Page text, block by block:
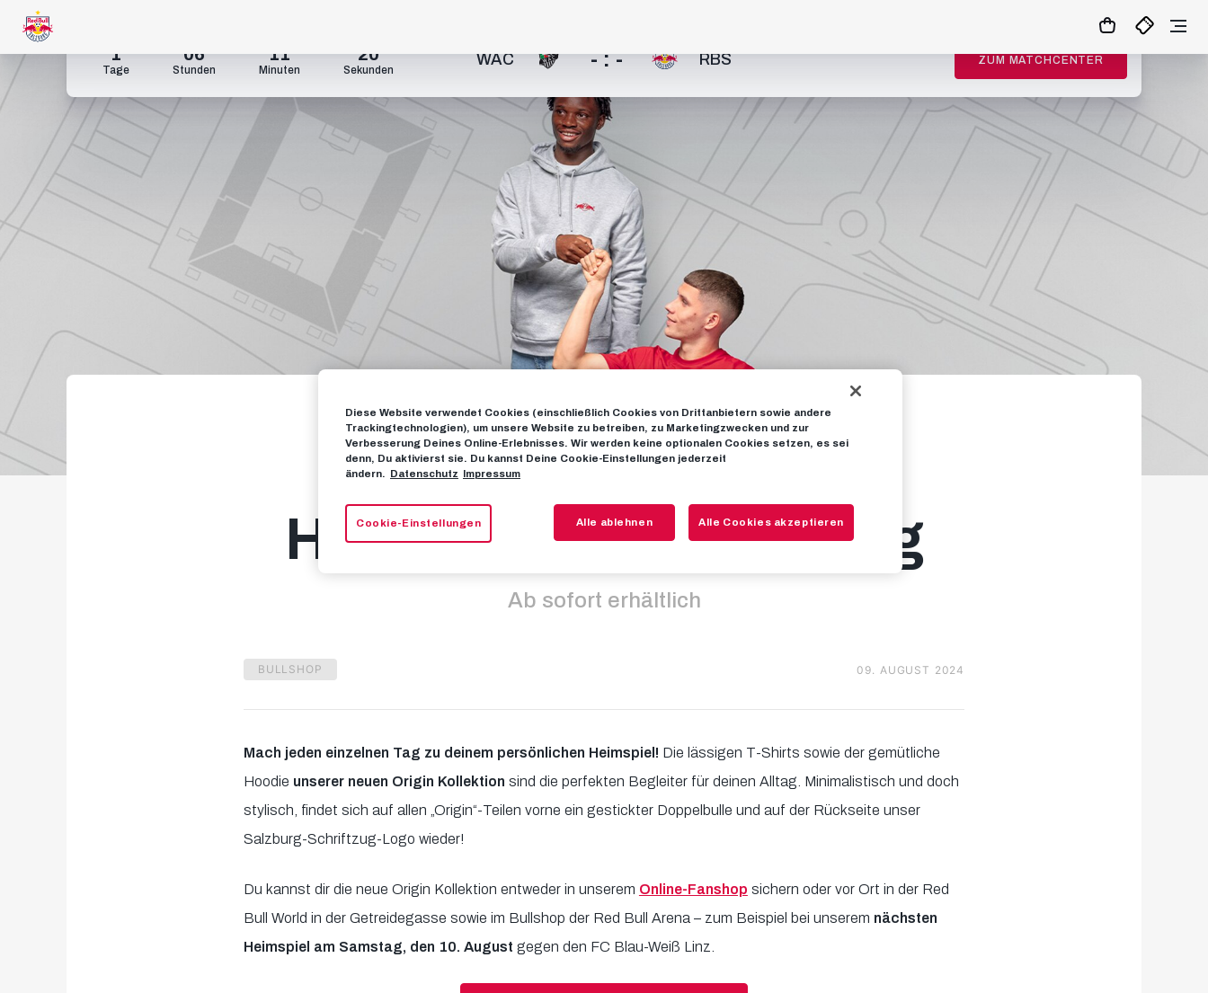
1
Tage
06
Stunden
11
Minuten
19
Sekunden
WAC - : - RBS ZUM MATCHCENTER
Origin Kollektion:
Heimspiel für jeden Tag
Ab sofort erhältlich
BULLSHOP 09. AUGUST 2024
Mach jeden einzelnen Tag zu deinem persönlichen Heimspiel! Die lässigen T-Shirts sowie der gemütliche
Hoodie unserer neuen Origin Kollektion sind die perfekten Begleiter für deinen Alltag. Minimalistisch und doch
stylisch, findet sich auf allen „Origin“-Teilen vorne ein gestickter Doppelbulle und auf der Rückseite unser
Salzburg-Schriftzug-Logo wieder!
Du kannst dir die neue Origin Kollektion entweder in unserem Online-Fanshop sichern oder vor Ort in der Red
Bull World in der Getreidegasse sowie im Bullshop der Red Bull Arena – zum Beispiel bei unserem nächsten
Heimspiel am Samstag, den 10. August gegen den FC Blau-Weiß Linz.
Diese Website verwendet Cookies (einschließlich Cookies von Drittanbietern sowie andere
Trackingtechnologien), um unsere Website zu betreiben, zu Marketingzwecken und zur
Verbesserung Deines Online-Erlebnisses. Wir werden keine optionalen Cookies setzen, es sei
denn, Du aktivierst sie. Du kannst Deine Cookie-Einstellungen jederzeit
ändern. Datenschutz Impressum
Cookie-Einstellungen Alle ablehnen Alle Cookies akzeptieren